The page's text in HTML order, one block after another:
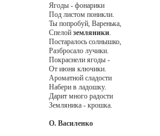
Ягоды - фонарики
Под листом поникли.
Ты попробуй, Варенька,
Спелой земляники.
Постаралось солнышко,
Разбросало лучики.
Покраснели ягоды -
От июня ключики.
Ароматной сладости
Набери в ладошку.
Дарит много радости
Земляника - крошка.
О. Василенко